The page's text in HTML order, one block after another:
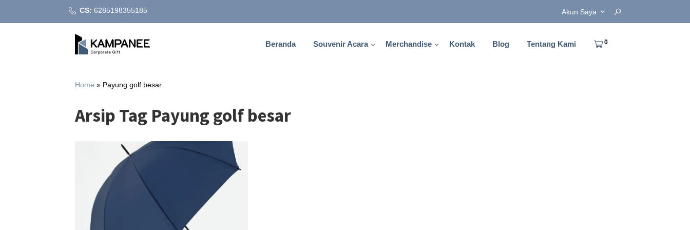
CS: 6285198355185 Akun Saya
Beranda Souvenir Acara Merchandise Kontak Blog Tentang Kami 0
Home » Payung golf besar
Arsip Tag Payung golf besar